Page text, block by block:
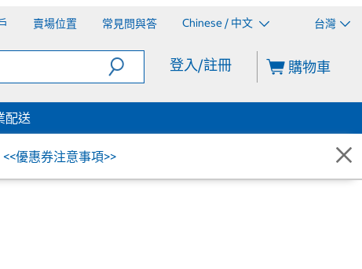
賣場位置 常見問與答 Chinese / 中文 台灣
登入/註冊 購物車
配送
<<優惠券注意事項>>